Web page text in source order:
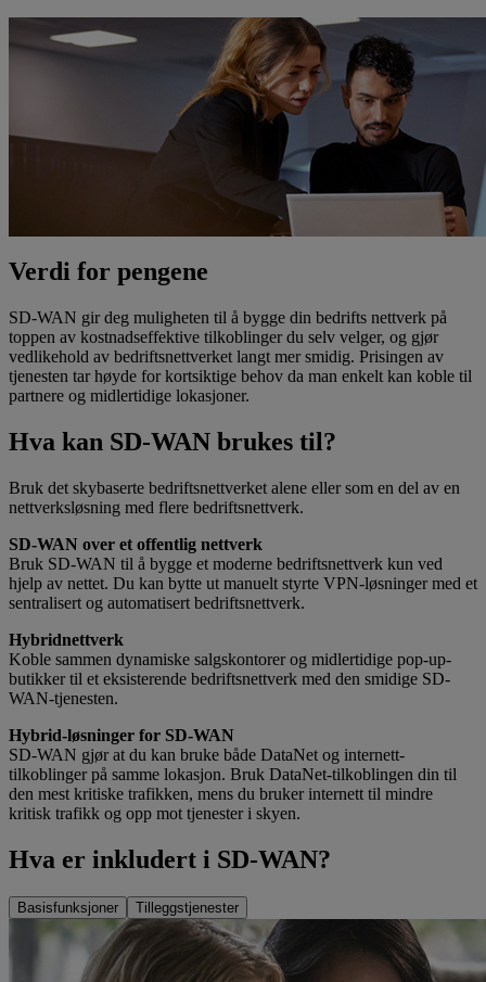
Verdi for pengene
SD-WAN gir deg muligheten til å bygge din bedrifts nettverk på
toppen av kostnadseffektive tilkoblinger du selv velger, og gjør
vedlikehold av bedriftsnettverket langt mer smidig. Prisingen av
tjenesten tar høyde for kortsiktige behov da man enkelt kan koble til
partnere og midlertidige lokasjoner.
Hva kan SD-WAN brukes til?
Bruk det skybaserte bedriftsnettverket alene eller som en del av en
nettverksløsning med flere bedriftsnettverk.
SD-WAN over et offentlig nettverk
Bruk SD-WAN til å bygge et moderne bedriftsnettverk kun ved
hjelp av nettet. Du kan bytte ut manuelt styrte VPN-løsninger med et
sentralisert og automatisert bedriftsnettverk.
Hybridnettverk
Koble sammen dynamiske salgskontorer og midlertidige pop-up-
butikker til et eksisterende bedriftsnettverk med den smidige SD-
WAN-tjenesten.
Hybrid-løsninger for SD-WAN
SD-WAN gjør at du kan bruke både DataNet og internett-
tilkoblinger på samme lokasjon. Bruk DataNet-tilkoblingen din til
den mest kritiske trafikken, mens du bruker internett til mindre
kritisk trafikk og opp mot tjenester i skyen.
Hva er inkludert i SD-WAN?
Basisfunksjoner Tilleggstjenester